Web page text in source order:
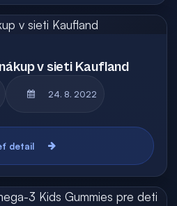
v sieti Kaufland
24. 8. 2022
detail